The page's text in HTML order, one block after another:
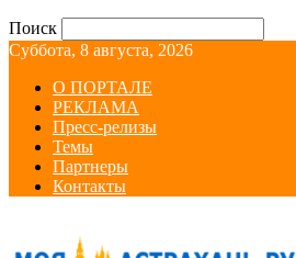
Поиск
Суббота, 8 августа, 2026
О ПОРТАЛЕ
РЕКЛАМА
Пресс-релизы
Темы
Партнеры
Контакты